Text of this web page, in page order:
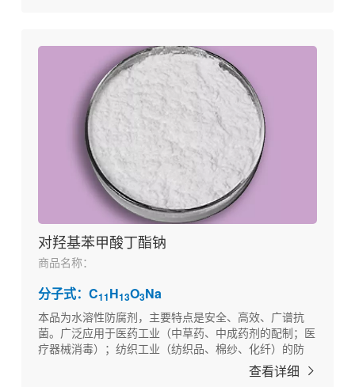
对羟基苯甲酸丁酯钠
商品名称：
分子式：C11H13O3Na
本品为水溶性防腐剂，主要特点是安全、高效、广谱抗
菌。广泛应用于医药工业（中草药、中成药剂的配制；医
疗器械消毒）；纺织工业（纺织品、棉纱、化纤）的防
腐。以及其他如化妆品、饲料、日用工业品的防腐。
查看详细